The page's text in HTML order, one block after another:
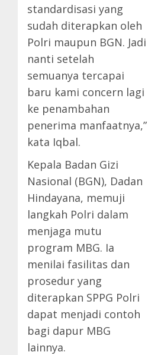
standardisasi yang
sudah diterapkan oleh
Polri maupun BGN. Jadi
nanti setelah
semuanya tercapai
baru kami concern lagi
ke penambahan
penerima manfaatnya,”
kata Iqbal.
Kepala Badan Gizi
Nasional (BGN), Dadan
Hindayana, memuji
langkah Polri dalam
menjaga mutu
program MBG. Ia
menilai fasilitas dan
prosedur yang
diterapkan SPPG Polri
dapat menjadi contoh
bagi dapur MBG
lainnya.